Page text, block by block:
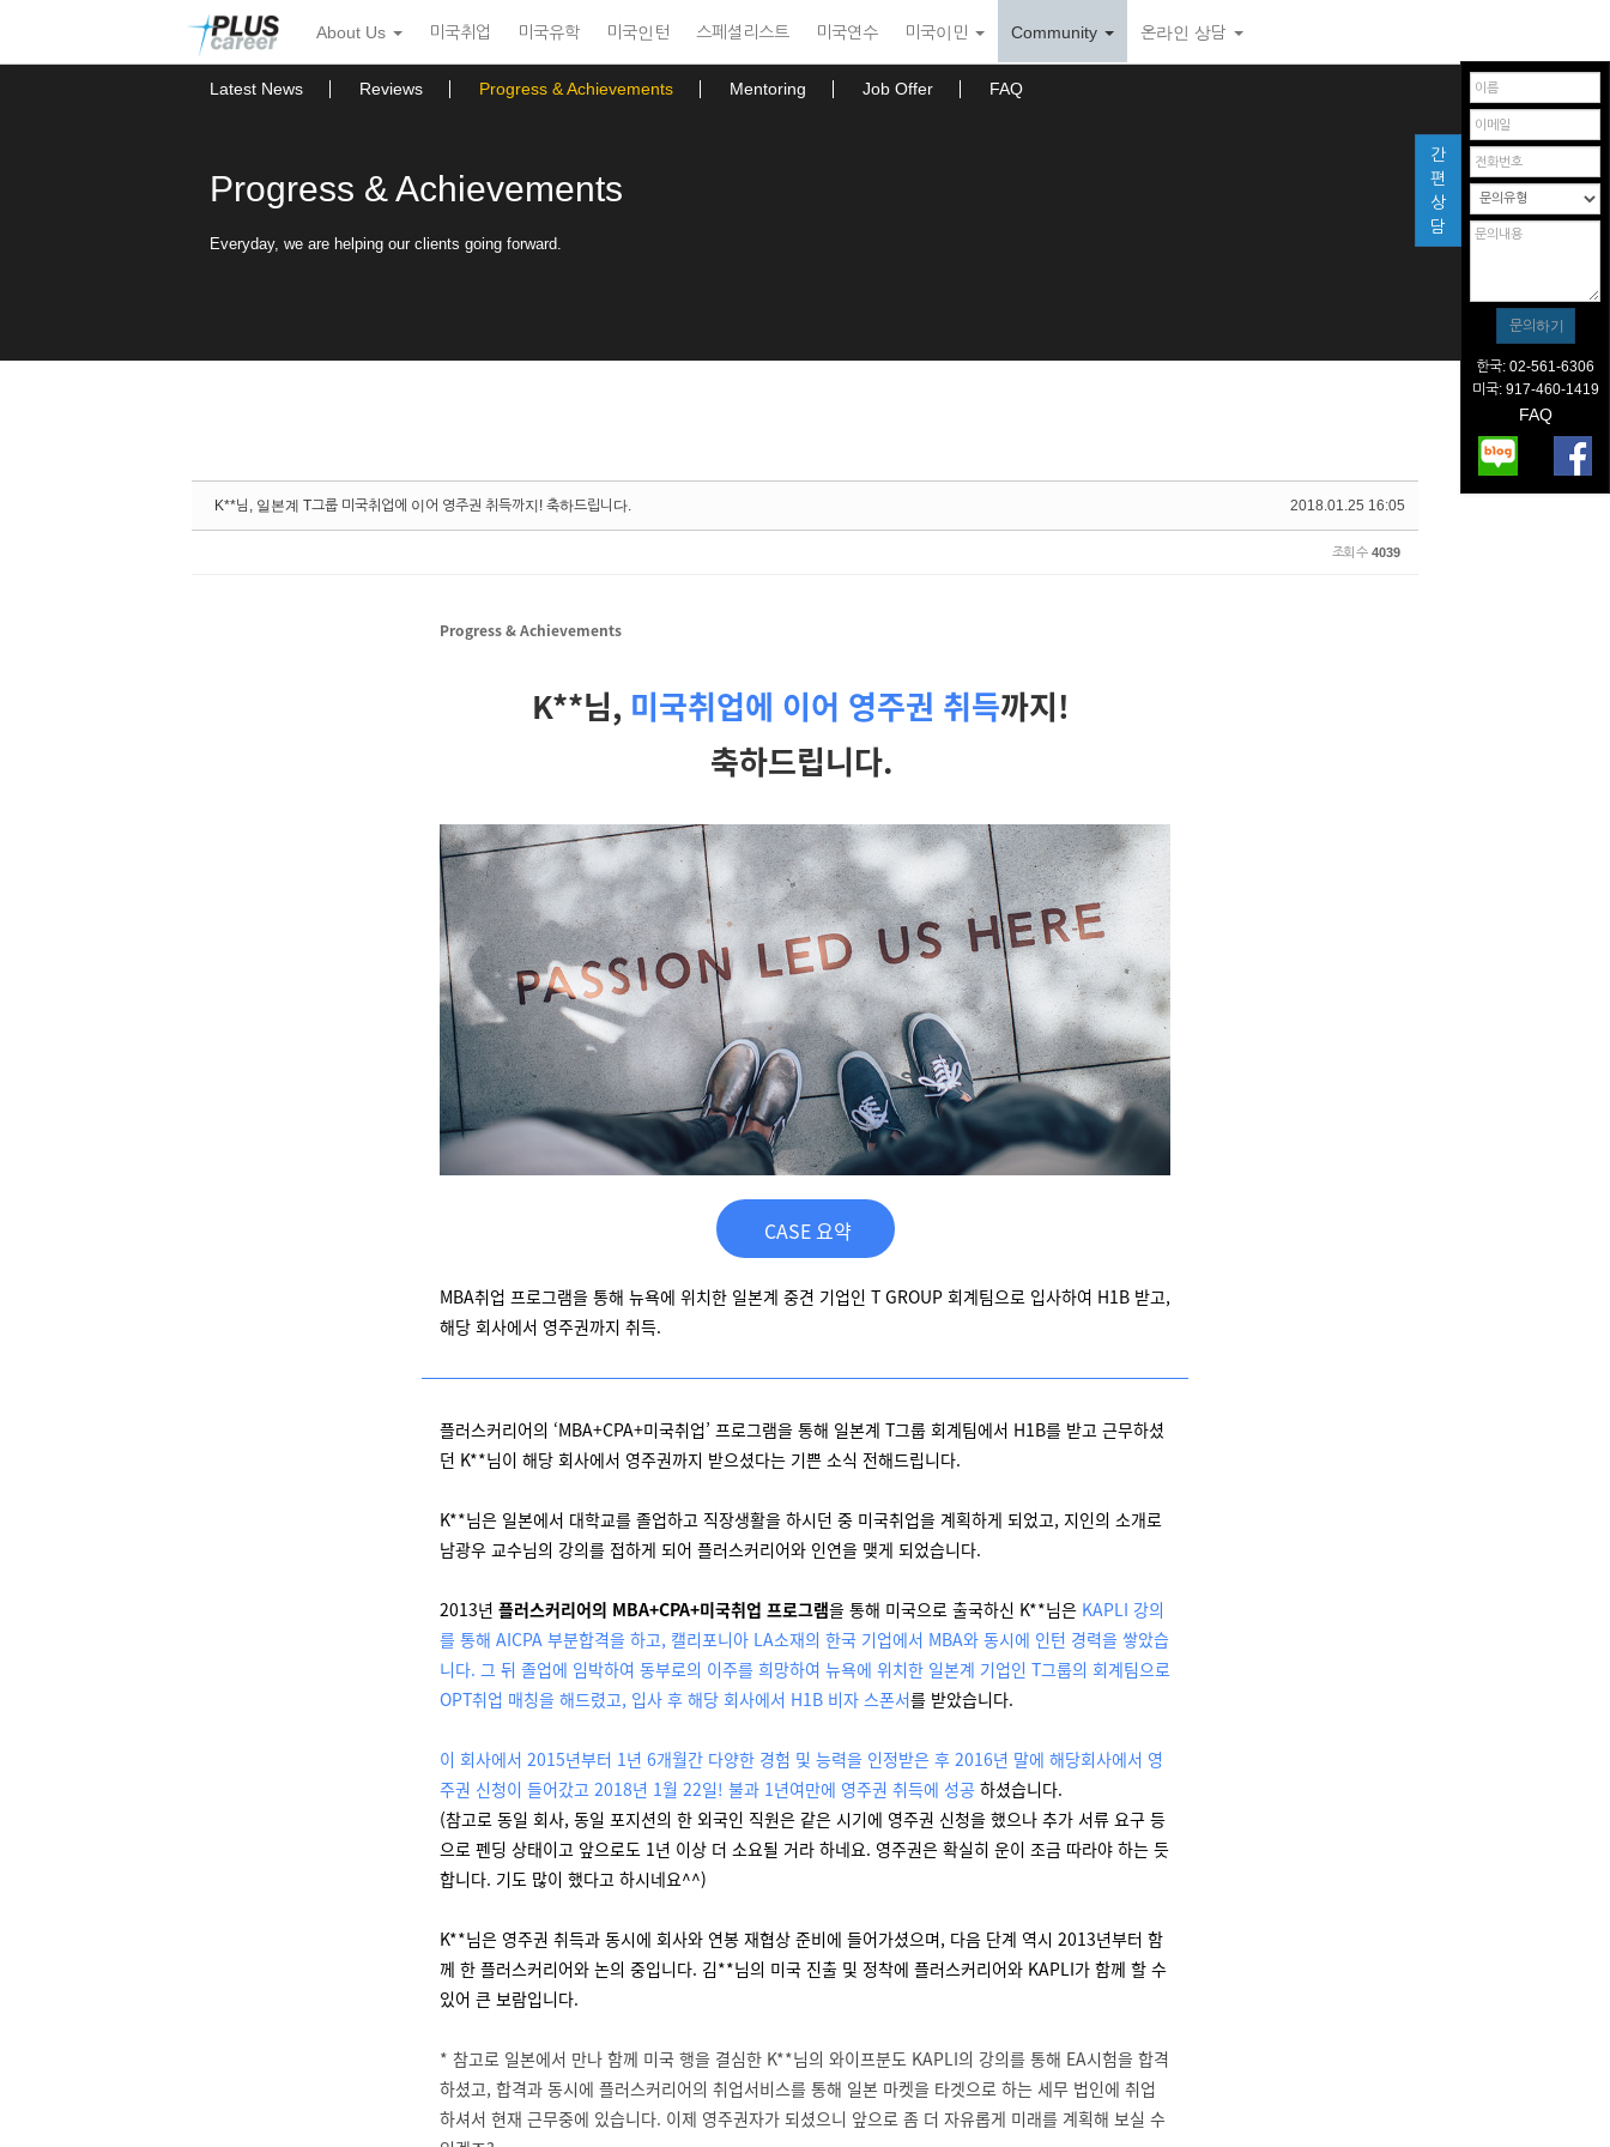
뉴
토
About Us 미국취업 미국유학 미국인턴 스페셜리스트 미국연수 미국이민 Community 온라인 상담
Latest News Reviews Progress & Achievements Mentoring Job Offer FAQ
Progress & Achievements
Everyday, we are helping our clients going forward.
2018.01.25 16:05
K**님, 일본계 T그룹 미국취업에 이어 영주권 취득까지! 축하드립니다.
조회 수 4039
Progress & Achievements
K**님, 미국취업에 이어 영주권 취득까지!
축하드립니다.
CASE 요약
MBA취업 프로그램을 통해 뉴욕에 위치한 일본계 중견 기업인 T GROUP 회계팀으로 입사하여 H1B 받고,
해당 회사에서 영주권까지 취득.
플러스커리어의 ‘MBA+CPA+미국취업’ 프로그램을 통해 일본계 T그룹 회계팀에서 H1B를 받고 근무하셨
던 K**님이 해당 회사에서 영주권까지 받으셨다는 기쁜 소식 전해드립니다.
K**님은 일본에서 대학교를 졸업하고 직장생활을 하시던 중 미국취업을 계획하게 되었고, 지인의 소개로
남광우 교수님의 강의를 접하게 되어 플러스커리어와 인연을 맺게 되었습니다.
2013년 플러스커리어의 MBA+CPA+미국취업 프로그램을 통해 미국으로 출국하신 K**님은 KAPLI 강의
를 통해 AICPA 부분합격을 하고, 캘리포니아 LA소재의 한국 기업에서 MBA와 동시에 인턴 경력을 쌓았습
니다. 그 뒤 졸업에 임박하여 동부로의 이주를 희망하여 뉴욕에 위치한 일본계 기업인 T그룹의 회계팀으로
OPT취업 매칭을 해드렸고, 입사 후 해당 회사에서 H1B 비자 스폰서를 받았습니다.
이 회사에서 2015년부터 1년 6개월간 다양한 경험 및 능력을 인정받은 후 2016년 말에 해당회사에서 영
주권 신청이 들어갔고 2018년 1월 22일! 불과 1년여만에 영주권 취득에 성공 하셨습니다.
(참고로 동일 회사, 동일 포지션의 한 외국인 직원은 같은 시기에 영주권 신청을 했으나 추가 서류 요구 등
으로 펜딩 상태이고 앞으로도 1년 이상 더 소요될 거라 하네요. 영주권은 확실히 운이 조금 따라야 하는 듯
합니다. 기도 많이 했다고 하시네요^^)
K**님은 영주권 취득과 동시에 회사와 연봉 재협상 준비에 들어가셨으며, 다음 단계 역시 2013년부터 함
께 한 플러스커리어와 논의 중입니다. 김**님의 미국 진출 및 정착에 플러스커리어와 KAPLI가 함께 할 수
있어 큰 보람입니다.
* 참고로 일본에서 만나 함께 미국 행을 결심한 K**님의 와이프분도 KAPLI의 강의를 통해 EA시험을 합격
하셨고, 합격과 동시에 플러스커리어의 취업서비스를 통해 일본 마켓을 타겟으로 하는 세무 법인에 취업
하셔서 현재 근무중에 있습니다. 이제 영주권자가 되셨으니 앞으로 좀 더 자유롭게 미래를 계획해 보실 수
간
편
상
담
한국: 02-561-6306
미국: 917-460-1419
FAQ